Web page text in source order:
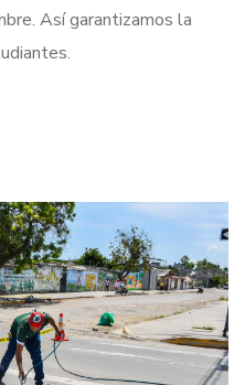
Así garantizamos la